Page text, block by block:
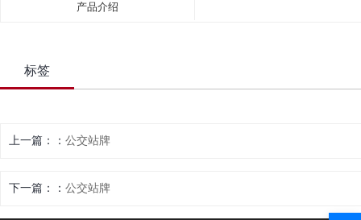
产品介绍
标签
上一篇： 公交站牌
下一篇： 公交站牌